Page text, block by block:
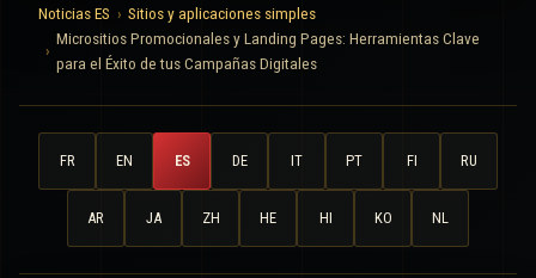
Noticias ES
Sitios y aplicaciones simples
Micrositios Promocionales y Landing Pages: Herramientas Clave
para el Éxito de tus Campañas Digitales
FR EN ES DE IT PT FI RU
AR JA ZH HE HI KO NL